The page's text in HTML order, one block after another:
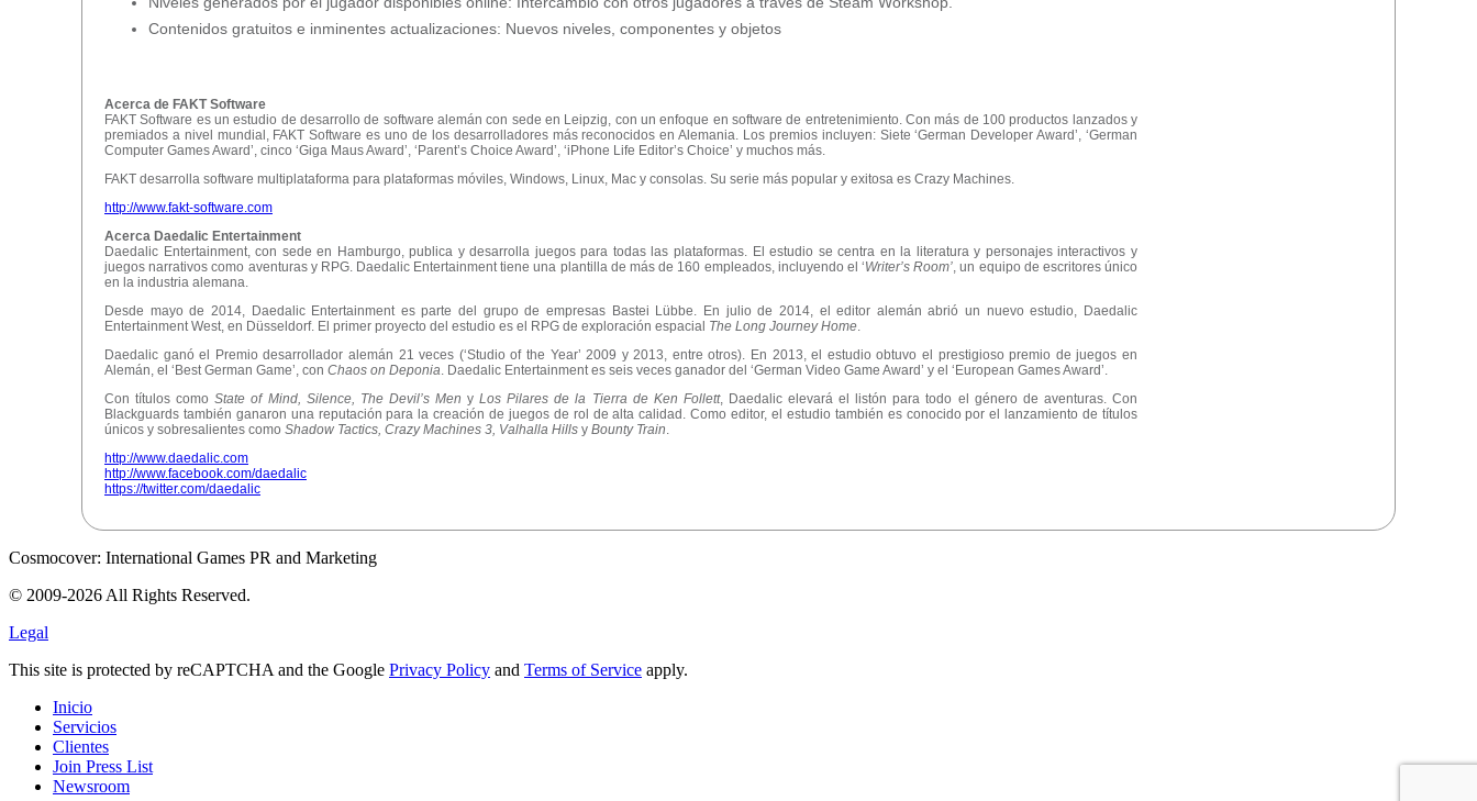
Contenidos gratuitos e inminentes actualizaciones: Nuevos niveles, componentes y objetos
Acerca de FAKT Software
FAKT Software es un estudio de desarrollo de software alemán con sede en Leipzig, con un enfoque en software de entretenimiento. Con más de 100 productos lanzados y
premiados a nivel mundial, FAKT Software es uno de los desarrolladores más reconocidos en Alemania. Los premios incluyen: Siete ‘German Developer Award’, ‘German
Computer Games Award’, cinco ‘Giga Maus Award’, ‘Parent’s Choice Award’, ‘iPhone Life Editor’s Choice’ y muchos más.
FAKT desarrolla software multiplataforma para plataformas móviles, Windows, Linux, Mac y consolas. Su serie más popular y exitosa es Crazy Machines.
http://www.fakt-software.com
Acerca Daedalic Entertainment
Daedalic Entertainment, con sede en Hamburgo, publica y desarrolla juegos para todas las plataformas. El estudio se centra en la literatura y personajes interactivos y
juegos narrativos como aventuras y RPG. Daedalic Entertainment tiene una plantilla de más de 160 empleados, incluyendo el ‘Writer’s Room’, un equipo de escritores único
en la industria alemana.
Desde mayo de 2014, Daedalic Entertainment es parte del grupo de empresas Bastei Lübbe. En julio de 2014, el editor alemán abrió un nuevo estudio, Daedalic
Entertainment West, en Düsseldorf. El primer proyecto del estudio es el RPG de exploración espacial The Long Journey Home.
Daedalic ganó el Premio desarrollador alemán 21 veces (‘Studio of the Year’ 2009 y 2013, entre otros). En 2013, el estudio obtuvo el prestigioso premio de juegos en
Alemán, el ‘Best German Game’, con Chaos on Deponia. Daedalic Entertainment es seis veces ganador del ‘German Video Game Award’ y el ‘European Games Award’.
Con títulos comoState of Mind, Silence, The Devil’s Meny Los Pilares de la Tierra de Ken Follett, Daedalic elevará el listón para todo el género de aventuras. Con
Blackguards también ganaron una reputación para la creación de juegos de rol de alta calidad. Como editor, el estudio también es conocido por el lanzamiento de títulos
únicos y sobresalientes como Shadow Tactics, Crazy Machines 3, Valhalla Hills y Bounty Train.
http://www.daedalic.com
http://www.facebook.com/daedalic
https://twitter.com/daedalic
Cosmocover: International Games PR and Marketing
© 2009-2026 All Rights Reserved.
Legal
This site is protected by reCAPTCHA and the Google Privacy Policy and Terms of Service apply.
Inicio
Servicios
Clientes
Join Press List
Newsroom